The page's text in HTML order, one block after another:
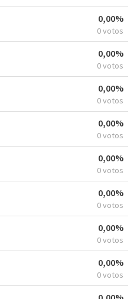
0,00%
0 votos
0,00%
0 votos
0,00%
0 votos
0,00%
0 votos
0,00%
0 votos
0,00%
0 votos
0,00%
0 votos
0,00%
0 votos